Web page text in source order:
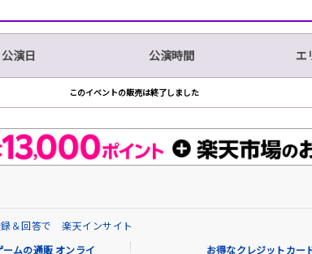
公演日 公演時間 エ
このイベントの販売は終了しました
録＆回答で 楽天インサイト
ームの通販 オンライ お得なクレジットカー